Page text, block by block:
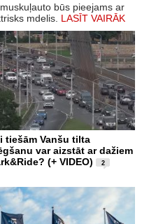
būs pieejams ar
mdelis. LASĪT VAIRĀK
tiešām Vanšu tilta
var aizstāt ar dažiem
(+ VIDEO)
2